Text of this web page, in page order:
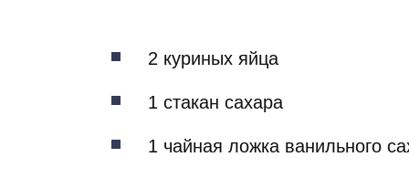
2 куриных яйца
1 стакан сахара
1 чайная ложка ванильного